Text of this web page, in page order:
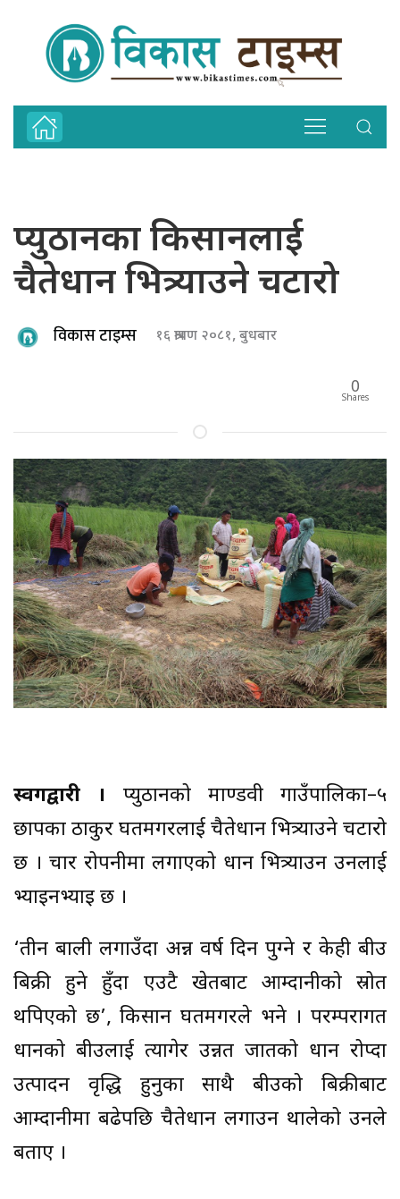
प्युठानका किसानलाई
चैतेधान भित्र्याउने चटारो
विकास टाइम्स १६ श्रावण २०८१, बुधबार
0
Shares
स्वर्गद्वारी । प्युठानको माण्डवी गाउँपालिका–५
छापका ठाकुर घर्तीमगरलाई चैतेधान भित्र्याउने चटारो
छ । चार रोपनीमा लगाएको धान भित्र्याउन उनलाई
भ्याइनभ्याइ छ ।
‘तीन बाली लगाउँदा अन्न वर्ष दिन पुग्ने र केही बीउ
बिक्री हुने हुँदा एउटै खेतबाट आम्दानीको स्रोत
थपिएको छ’, किसान घर्तीमगरले भने । परम्परागत
धानको बीउलाई त्यागेर उन्नत जातको धान रोप्दा
उत्पादन वृद्धि हुनुका साथै बीउको बिक्रीबाट
आम्दानीमा बढेपछि चैतेधान लगाउन थालेको उनले
बताए ।